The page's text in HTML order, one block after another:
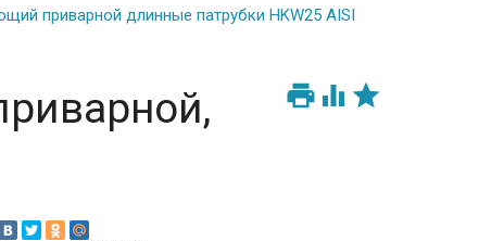
приварной длинные патрубки HKW25 AISI
  